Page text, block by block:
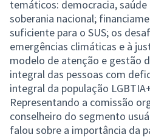
temáticos: democracia,
soberania nacional;
suficiente para o SUS; os
emergências climáticas e à
modelo de atenção e gestão
integral das pessoas com
integral da população
Representando a comissão
conselheiro do segmento
falou sobre a importância da